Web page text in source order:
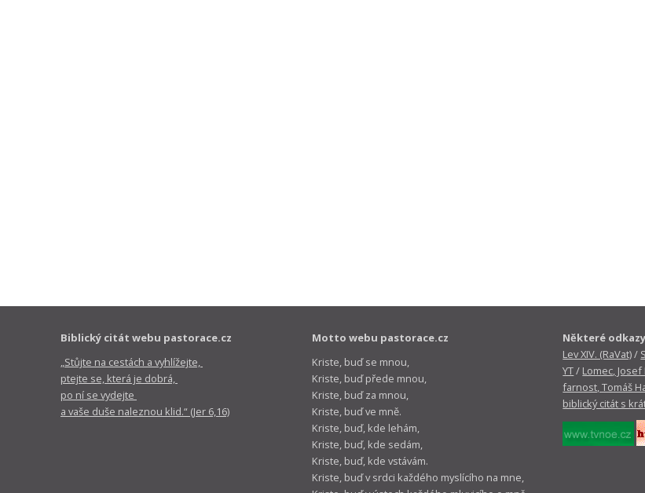
Biblický citát webu pastorace.cz
„Stůjte na cestách a vyhlížejte,
ptejte se, která je dobrá,
po ní se vydejte
a vaše duše naleznou klid.“ (Jer 6,16)
Motto webu pastorace.cz
Kriste, buď se mnou,
Kriste, buď přede mnou,
Kriste, buď za mnou,
Kriste, buď ve mně.
Kriste, buď, kde lehám,
Kriste, buď, kde sedám,
Kriste, buď, kde vstávám.
Kriste, buď v srdci každého myslícího na mne,
Některé
Lev XIV. (RaVat)/
YT/ Lomec, Josef
farnost, Tomáš
biblický citát s